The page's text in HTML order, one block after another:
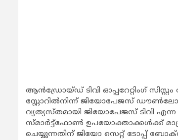
ആന്‍ഡ്രോയ്ഡ് ടിവി ഓപ്പറേറ്റിംഗ്
സ്റ്റോറില്‍നിന്ന് ജിയോപേജസ്
വ്യത്യസ്തമായി ജിയോപേജസ് ടിവി
സ്മാര്‍ട്ട്‌ഫോണ്‍ ഉപയോക്താക്കള്‍ക്ക്
ചെയ്യുന്നതിന് ജിയോ സെറ്റ് ടോപ്പ്